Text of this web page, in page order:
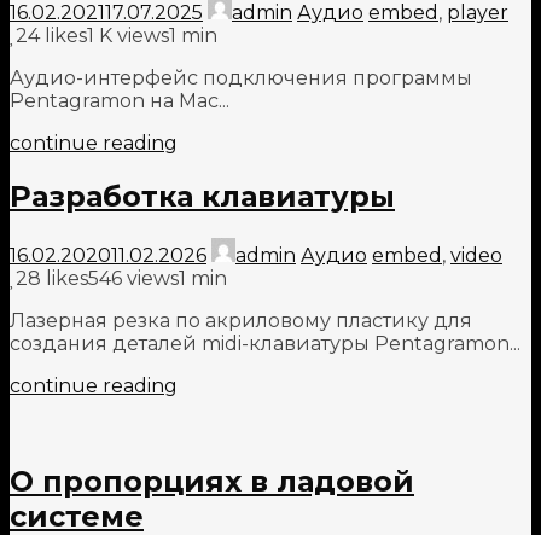
16.02.202117.07.2025 admin Аудио embed , player
24 likes1 K views1 min
Аудио-интерфейс подключения программы
Pentagramon на Mac...
continue reading
Разработка клавиатуры
16.02.202011.02.2026 admin Аудио embed , video
28 likes546 views1 min
Лазерная резка по акриловому пластику для
создания деталей midi-клавиатуры Pentagramon...
continue reading
О пропорциях в ладовой
системе